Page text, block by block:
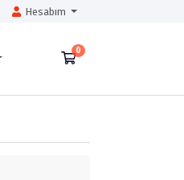
Hesabım
0
Sepet